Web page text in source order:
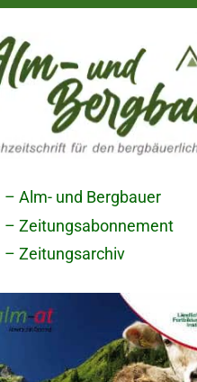
– Alm- und Bergbauer
– Zeitungsabonnement
– Zeitungsarchiv